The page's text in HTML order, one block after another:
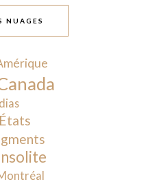
NUAGES
États